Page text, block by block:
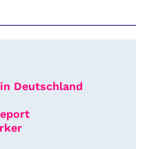
Deutschland